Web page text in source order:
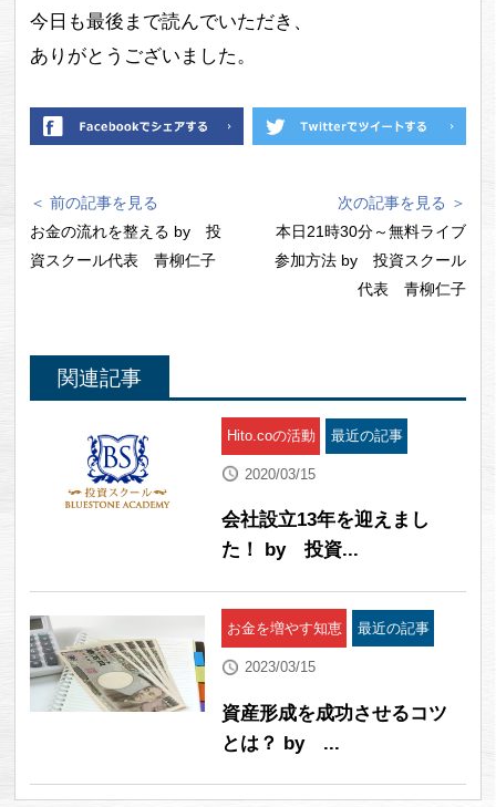
今日も最後まで読んでいただき、
ありがとうございました。
＜ 前の記事を見る
お金の流れを整える by 投
資スクール代表 青柳仁子
次の記事を見る ＞
本日21時30分～無料ライブ
参加方法 by 投資スクール
代表 青柳仁子
関連記事
Hito.coの活動 最近の記事
2020/03/15
会社設立13年を迎えまし
た！ by 投資...
お金を増やす知恵 最近の記事
2023/03/15
資産形成を成功させるコツ
とは？ by ...